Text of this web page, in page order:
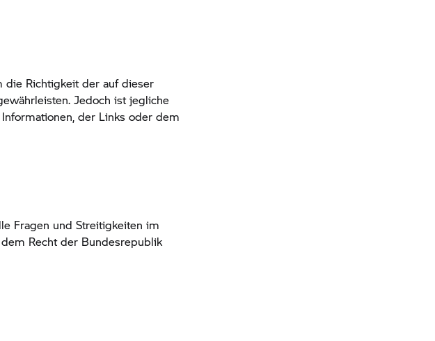
die Richtigkeit der auf dieser
Jedoch ist jegliche
der Links oder dem
Fragen und Streitigkeiten im
Recht der Bundesrepublik